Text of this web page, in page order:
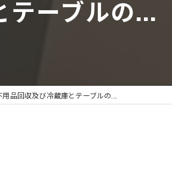
ーブルの...
品回収及び冷蔵庫とテーブルの...